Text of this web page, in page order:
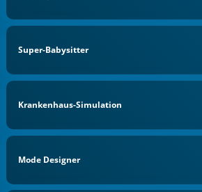
Super-Babysitter
Krankenhaus-Simulation
Mode Designer